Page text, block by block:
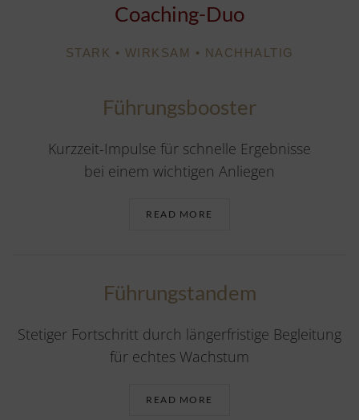
Coaching-Duo
STARK • WIRKSAM • NACHHALTIG
Führungsbooster
Kurzzeit-Impulse für schnelle Ergebnisse
bei einem wichtigen Anliegen
READ MORE
Führungstandem
Stetiger Fortschritt durch längerfristige Begleitung
für echtes Wachstum
READ MORE